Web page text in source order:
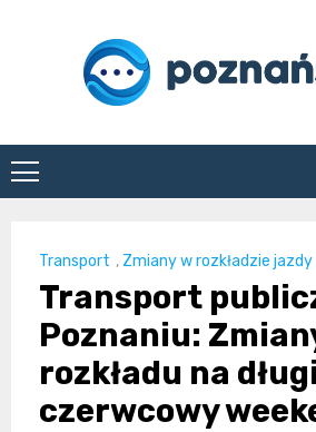
Transport , Zmiany w rozkładzie jazdy
Transport
Poznaniu:
rozkładu na długi
czerwcowy